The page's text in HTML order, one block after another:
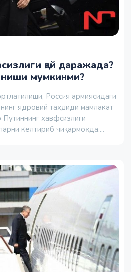
қай даражада?
мумкинми?
Россия армиясидаги
ядровий таҳдиди мамлакат
хавфсизлиги
келтириб чиқармоқда....